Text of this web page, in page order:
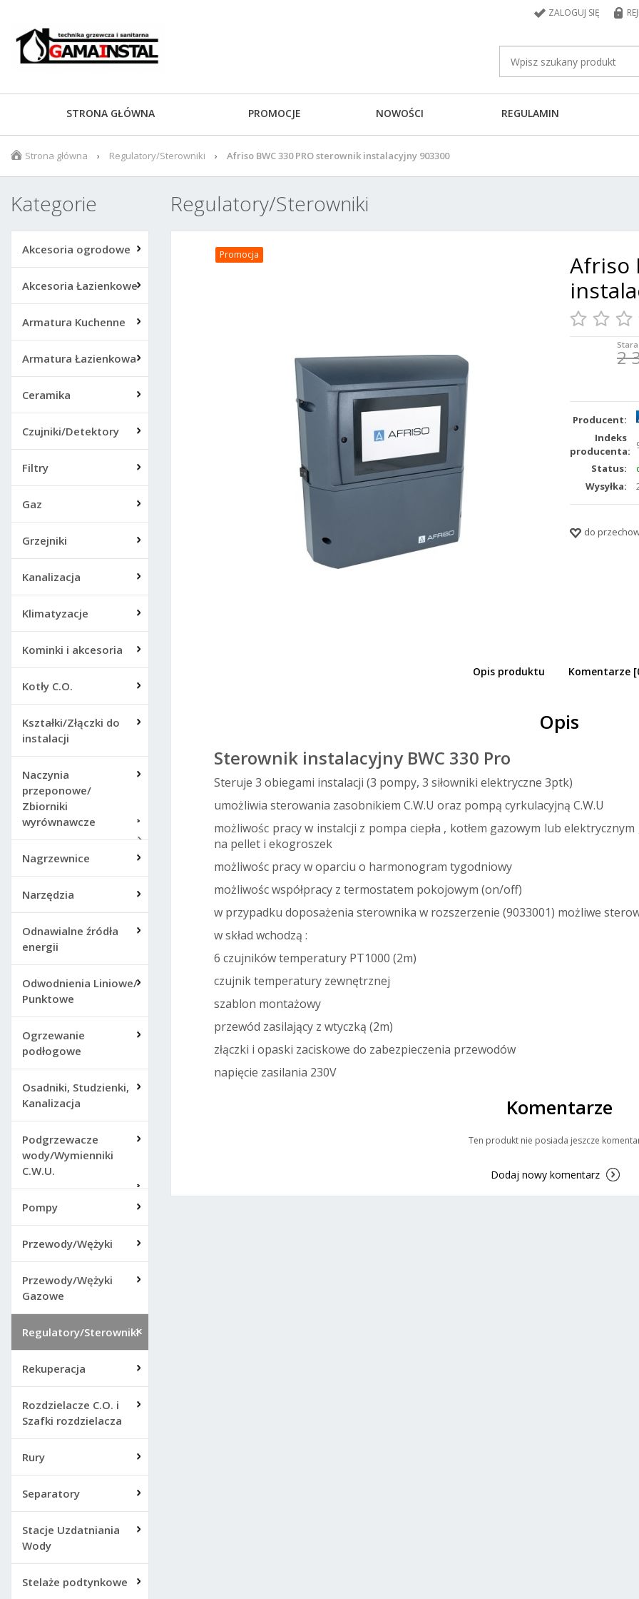
ZALOGUJ SIĘ
STRONA GŁÓWNA PROMOCJE NOWOŚCI REGULAMIN
Strona główna Regulatory/Sterowniki Afriso BWC 330 PRO sterownik instalacyjny 903300
Kategorie
Akcesoria ogrodowe
Akcesoria Łazienkowe
Armatura Kuchenne
Armatura Łazienkowa
Ceramika
Czujniki/Detektory
Filtry
Gaz
Grzejniki
Kanalizacja
Klimatyzacje
Kominki i akcesoria
Kotły C.O.
Kształki/Złączki do
instalacji
Naczynia
przeponowe/
Zbiorniki
wyrównawcze
Nagrzewnice
Narzędzia
Odnawialne źródła
energii
Odwodnienia Liniowe/
Punktowe
Ogrzewanie
podłogowe
Osadniki, Studzienki,
Kanalizacja
Podgrzewacze
wody/Wymienniki
C.W.U.
Pompy
Przewody/Wężyki
Przewody/Wężyki
Gazowe
Regulatory/Sterowniki
Rekuperacja
Rozdzielacze C.O. i
Szafki rozdzielacza
Rury
Separatory
Stacje Uzdatniania
Wody
Stelaże podtynkowe
Regulatory/Sterowniki
Promocja
Afriso
2
Producent:
Indeks
producenta:
Status:
Wysyłka:
do
Afriso BWC 330 PRO sterownik instalacyjny
Opis produktu Komentarze
Opis
Sterownik instalacyjny BWC 330 Pro
Steruje 3 obiegami instalacji (3 pompy, 3 siłowniki elektryczne 3ptk)
umożliwia sterowania zasobnikiem C.W.U oraz pompą cyrkulacyjną C.W.U
możliwośc pracy w instalcji z pompa ciepła , kotłem gazowym lub
na pellet i ekogroszek
możliwośc pracy w oparciu o harmonogram tygodniowy
możliwośc współpracy z termostatem pokojowym (on/off)
w przypadku doposażenia sterownika w rozszerzenie (9033001) możliwe
w skład wchodzą :
6 czujników temperatury PT1000 (2m)
czujnik temperatury zewnętrznej
szablon montażowy
przewód zasilający z wtyczką (2m)
złączki i opaski zaciskowe do zabezpieczenia przewodów
napięcie zasilania 230V
Komentarze
Ten produkt nie posiada jeszcze
Dodaj nowy komentarz